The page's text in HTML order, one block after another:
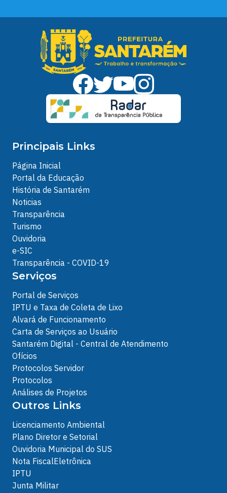
Principais Links
Página Inicial
Portal da Educação
História de Santarém
Noticias
Transparência
Turismo
Ouvidoria
e-SIC
Transparência - COVID-19
Serviços
Portal de Serviços
IPTU e Taxa de Coleta de Lixo
Alvará de Funcionamento
Carta de Serviços ao Usuário
Santarém Digital - Central de Atendimento
Ofícios
Protocolos Servidor
Protocolos
Análises de Projetos
Outros Links
Licenciamento Ambiental
Plano Diretor e Setorial
Ouvidoria Municipal do SUS
Nota FiscalEletrônica
IPTU
Junta Militar